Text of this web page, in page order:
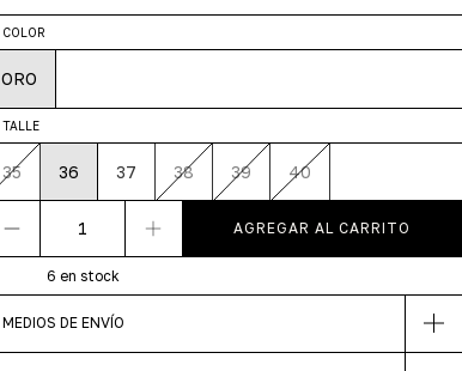
COLOR
ORO
TALLE
35 36 37 38 39 40
6 en stock
MEDIOS DE ENVÍO